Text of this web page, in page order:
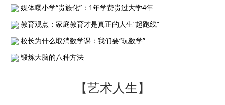
媒体曝小学“贵族化”：1年学费贵过大学4年
教育观点：家庭教育才是真正的人生“起跑线”
校长为什么取消数学课：我们要“玩数学”
锻炼大脑的八种方法
【艺术人生】